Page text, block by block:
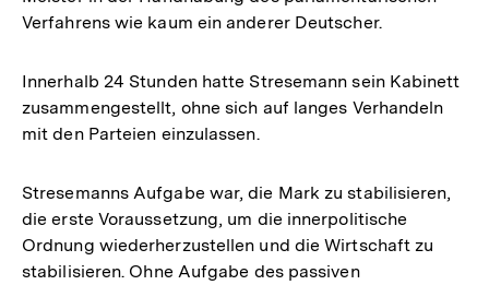
Verfahrens wie kaum ein anderer Deutscher.
Innerhalb 24 Stunden hatte Stresemann sein Kabinett
zusammengestellt, ohne sich auf langes Verhandeln
mit den Parteien einzulassen.
Stresemanns Aufgabe war, die Mark zu stabilisieren,
die erste Voraussetzung, um die innerpolitische
Ordnung wiederherzustellen und die Wirtschaft zu
stabilisieren. Ohne Aufgabe des passiven